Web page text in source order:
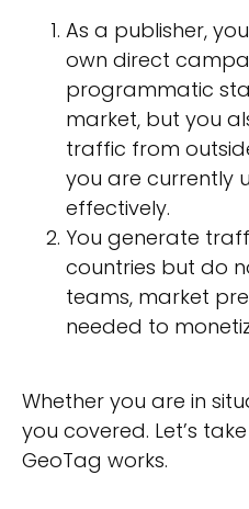
As a publisher,
own direct
programmatic
market, but you
traffic from
you are currently
effectively.
You generate
countries but do
teams, market
needed to
Whether you are in
you covered. Let’s
GeoTag works.